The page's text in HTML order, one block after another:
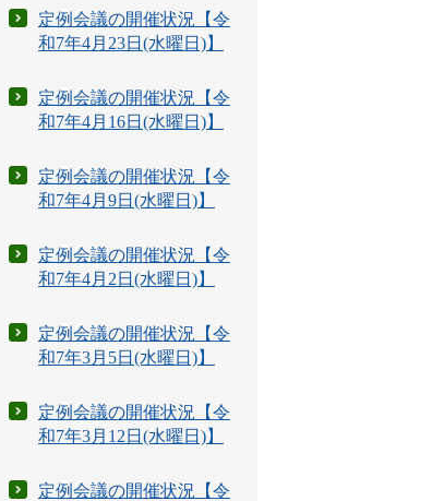
定例会議の開催状況【令
和7年4月23日(水曜日)】
定例会議の開催状況【令
和7年4月16日(水曜日)】
定例会議の開催状況【令
和7年4月9日(水曜日)】
定例会議の開催状況【令
和7年4月2日(水曜日)】
定例会議の開催状況【令
和7年3月5日(水曜日)】
定例会議の開催状況【令
和7年3月12日(水曜日)】
定例会議の開催状況【令